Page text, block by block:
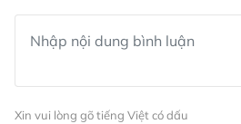
Xin vui lòng gõ tiếng Việt có dấu